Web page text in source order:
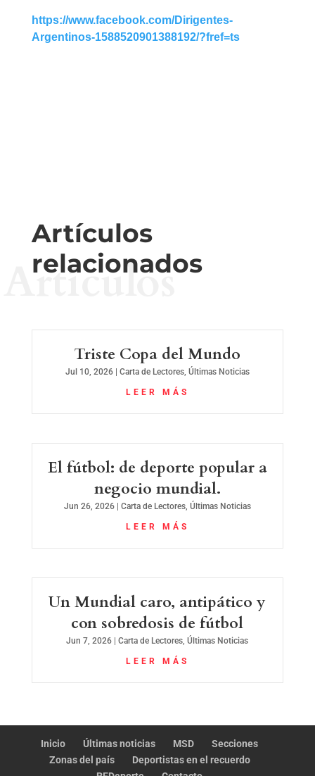
https://www.facebook.com/Dirigentes-
Argentinos-1588520901388192/?fref=ts
Artículos
relacionados
Artículos
Triste Copa del Mundo
Jul 10, 2026| Carta de Lectores, Últimas Noticias
LEER MÁS
El fútbol: de deporte popular a
negocio mundial.
Jun 26, 2026| Carta de Lectores, Últimas Noticias
LEER MÁS
Un Mundial caro, antipático y
con sobredosis de fútbol
Jun 7, 2026 |Carta de Lectores,Últimas Noticias
LEER MÁS
Inicio Últimas noticias MSD
Secciones
Zonas del país
Deportistas en el recuerdo